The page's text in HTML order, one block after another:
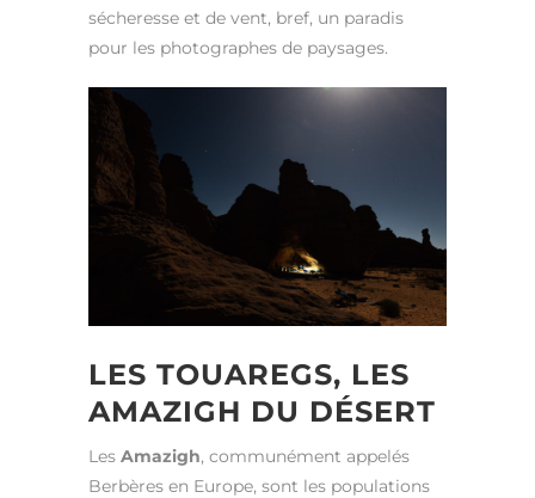
sécheresse et de vent, bref, un paradis
pour les photographes de paysages.
LES TOUAREGS, LES
AMAZIGH DU DÉSERT
Les Amazigh, communément appelés
Berbères en Europe, sont les populations